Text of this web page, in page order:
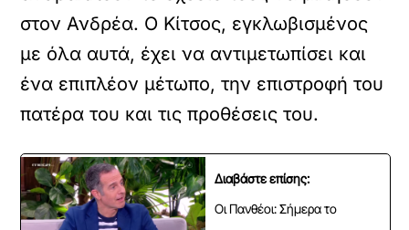
στον Ανδρέα. Ο Κίτσος, εγκλωβισμένος
με όλα αυτά, έχει να αντιμετωπίσει και
ένα επιπλέον μέτωπο, την επιστροφή του
πατέρα του και τις προθέσεις του.
Διαβάστε επίσης:
Οι Πανθέοι: Σήμερα το